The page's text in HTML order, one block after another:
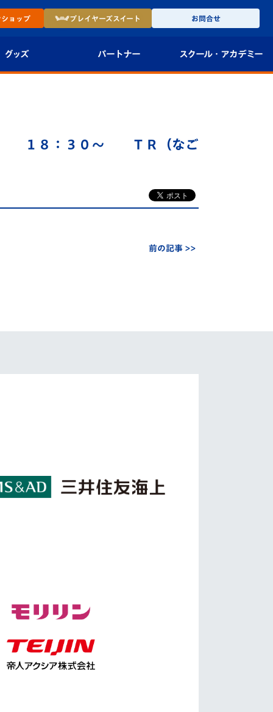
ショップ プレイヤーズスイート お問合せ
グッズ パートナー
法人限定 VIP BOX
スクール・ アカデミー
U-15
スクール
１８：３０～ ＴＲ（なご
前の記事 >>